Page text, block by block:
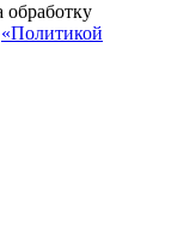
«Политикой